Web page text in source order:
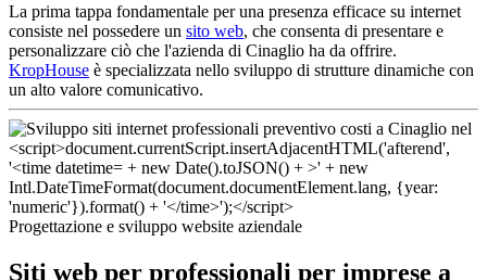
La prima tappa fondamentale per una presenza efficace su internet
consiste nel possedere un sito web, che consenta di presentare e
personalizzare ciò che l'azienda di Cinaglio ha da offrire.
KropHouse è specializzata nello sviluppo di strutture dinamiche con
un alto valore comunicativo.
Progettazione e sviluppo website aziendale
Siti web per professionali per imprese a